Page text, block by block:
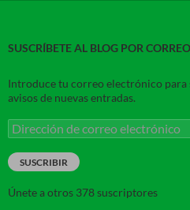
SUSCRÍBETE AL BLOG POR
Introduce tu correo electrónico
avisos de nuevas entradas.
Dirección
de
correo
electrónico
SUSCRIBIR
Únete a otros 378 suscriptores